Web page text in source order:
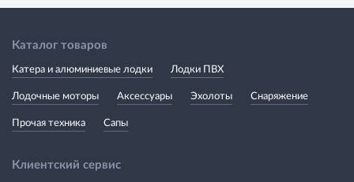
Каталог товаров
Катера и алюминиевые лодки Лодки ПВХ
Лодочные моторы Аксессуары Эхолоты Снаряжение
Прочая техника Сапы
Клиентский сервис